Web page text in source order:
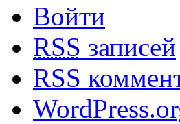
Войти
RSS записей
RSS